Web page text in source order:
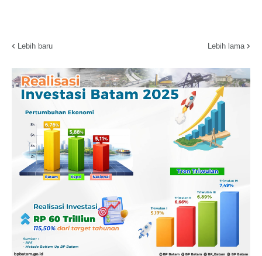
Lebih baru Lebih lama